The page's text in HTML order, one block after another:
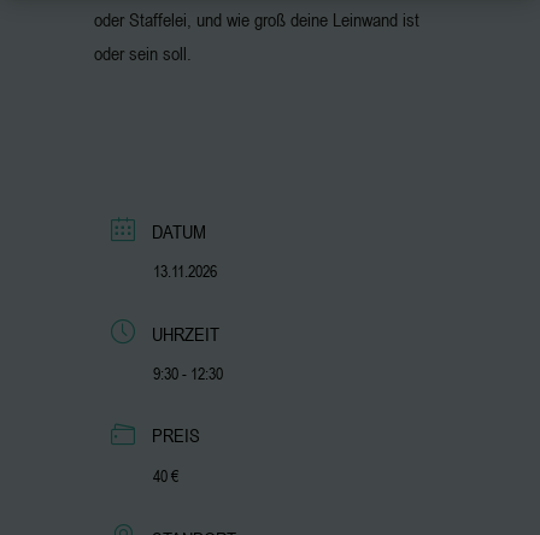
oder Staffelei, und wie groß deine Leinwand ist
oder sein soll.
DATUM
13.11.2026
UHRZEIT
9:30 - 12:30
PREIS
40 €